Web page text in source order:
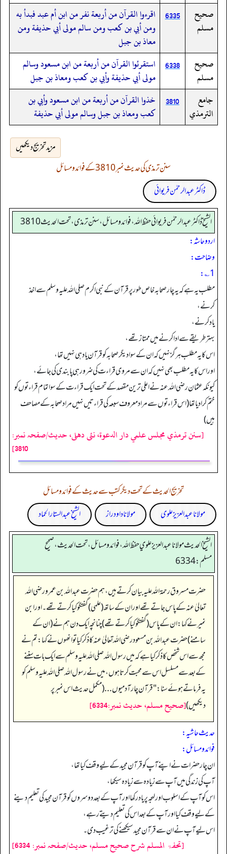
صحيح
مسلم
6335
اقرءوا القرآن من أربعة نفر من ابن أم عبد فبدأ به
ومن أبي بن كعب ومن سالم مولى أبي حذيفة ومن
معاذ بن جبل
صحيح
مسلم
6338
استقرئوا القرآن من أربعة من ابن مسعود وسالم
مولى أبي حذيفة وأبي بن كعب ومعاذ بن جبل
جامع
الترمذي
3810
خذوا القرآن من أربعة من ابن مسعود وأبي بن
كعب ومعاذ بن جبل وسالم مولى أبي حذيفة
مزید تخریج دیکھیں
سنن ترمذی کی حدیث نمبر 3810 کے فوائد و مسائل
ڈاکٹر عبدالرحمٰن فریوائی
الشیخ ڈاکٹر عبد الرحمٰن فریوائی حفظ اللہ، فوائد و مسائل، سنن ترمذی، تحت الحديث 3810
اردو حاشہ:
وضاحت:
1؎:
مطلب یہ ہے کہ یہ چارصحابہ خاص طور پر قرآن کے نبی اکرم صلی اللہ علیہ وسلم سے اخذ
کرنے،
یاد کرنے،
بہتر طریقے سے ادا کرنے میں ممتاز تھے،
اس کا یہ مطلب ہرگز نہیں کہ ان کے سوا دیگر صحابہ کو قرآن یاد ہی نہیں تھا،
اور اس کا یہ مطلب بھی نہیں کہ ان سے مروی قراءت کی ضرور ہی پابندی کی جائے،
کیونکہ عثمان رضی اللہ عنہ نے اعلی ترین مقصد کے تحت ایک قراءت کے سوا تمام قراءتوں کو
ختم کرا دیا تھا (اس قراءتو ں سے مراد معروف سبعہ کی قراءتیں نہیں مراد صحابہ کے مصاحف
ہیں)
[سنن ترمذي مجلس علمي دار الدعوة، نئى دهلى، حدیث/صفحہ نمبر:
3810]
تخریج الحدیث کے تحت دیگر کتب سے حدیث کے فوائد و مسائل
مولانا عبد العزیز علوی
مولانا داود راز الشیخ عبدالستار الحماد
الشيخ الحديث مولانا عبدالعزيز علوي حفظ الله، فوائد و مسائل، تحت الحديث ، صحيح
مسلم: 6334
حضرت مسروق رحمۃ ا للہ علیہ بیان کرتے ہیں،ہم حضرت عبداللہ بن عمرو رضی اللہ
تعالیٰ عنہ کے پاس جاتے تھے اور ان کے ساتھ(علمی) گفتگو کیاکرتے تھے۔اور ابن
نمیر نے کہا:ان کے پاس(گفتگو کیا کرتے تھے)چنانچہ ایک دن ہم نے(ان کے
سامنے)حضرت عبداللہ بن مسعود رضی اللہ تعالیٰ عنہ کا ذکر کیا تو انھوں نےکہا:تم نے
مجھ سے اس شخص کا ذکر کیا ہے کہ میں رسول اللہ صلی اللہ علیہ وسلم سے ایک بات سننے
کے بعد سے مسلسل اس سے محبت کرتا ہوں،میں نے رسول اللہ صلی اللہ علیہ وسلم کو
یہ فرماتے ہوئے سنا:"قرآن چار آدمیوں... (مکمل حدیث اس نمبر پر
دیکھیں)[صحيح مسلم، حديث نمبر:6334]
حدیث حاشیہ:
فوائد ومسائل:
ان چار حضرات نے اپنے آپ کو قرآن مجید کے لیے وقف کیا تھا،
آپ کی زندگی میں آپ سے زیادہ سے زیادہ سیکھا،
اس کو آپ کے اسلوب اور لہجہ پر یاد رکھا اور آپ کے بعد دوسروں کو قرآن مجید کی تعلیم دینے
کے لیے وقف کیا اور آپ کے بعد اس کی تعلیم دیتے رہے،
اس لیے آپ نے ان سے قرآن مجید سیکھنے کی ترغیب دی۔
[تحفۃ المسلم شرح صحیح مسلم، حدیث/صفحہ نمبر: 6334]